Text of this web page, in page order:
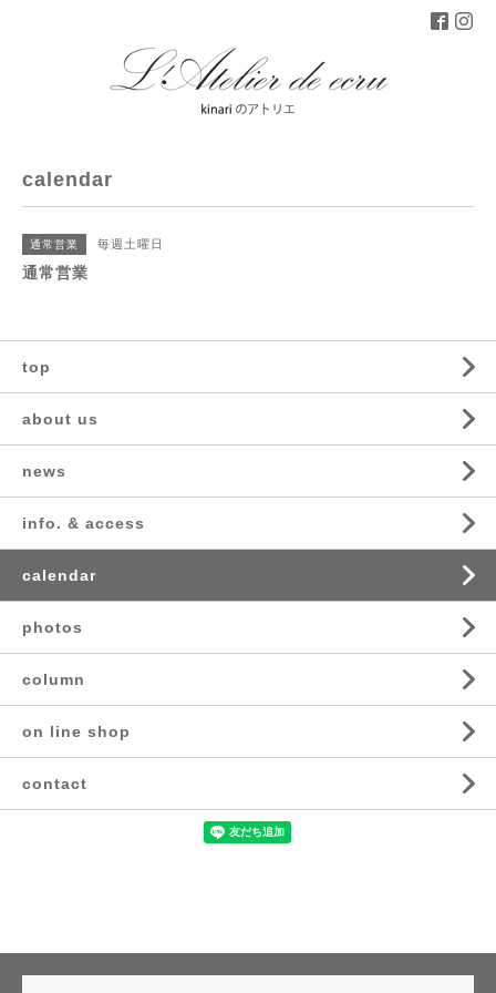
calendar
通常営業 毎週土曜日
通常営業
top
about us
news
info. & access
calendar
photos
column
on line shop
contact